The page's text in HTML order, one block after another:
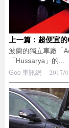
上一篇：超便宜
波蘭的獨立車廠「
「Hussarya」的...
Goo 車訊網 2017/